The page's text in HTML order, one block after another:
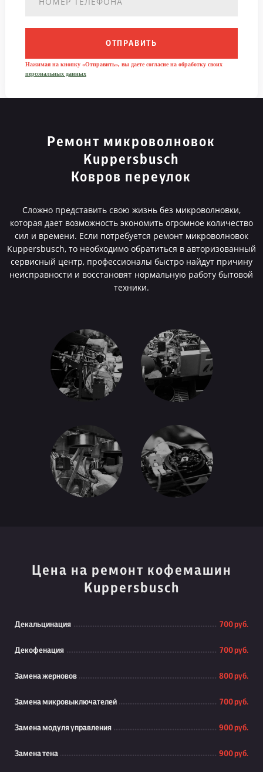
ОТПРАВИТЬ
Нажимая на кнопку «Отправить», вы даете согласие на обработку своих
персональных данных
Ремонт микроволновок
Kuppersbusch
Ковров переулок
Сложно представить свою жизнь без микроволновки,
которая дает возможность экономить огромное количество
сил и времени. Если потребуется ремонт микроволновок
Kuppersbusch, то необходимо обратиться в авторизованный
сервисный центр, профессионалы быстро найдут причину
неисправности и восстановят нормальную работу бытовой
техники.
Цена на ремонт кофемашин
Kuppersbusch
Декальцинация 700 руб.
Декофенация 700 руб.
Замена жерновов 800 руб.
Замена микровыключателей 700 руб.
Замена модуля управления 900 руб.
Замена тена 900 руб.